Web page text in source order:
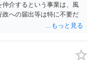
介するという事業は、風
への届出等は特に不要だ